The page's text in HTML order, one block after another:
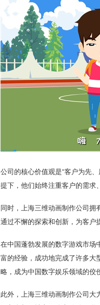
公司的核心价值观是“客户为先
提下，他们始终注重客户的需求
同时，上海三维动画制作公司拥
通过不懈的探索和创新，为客户
在中国蓬勃发展的数字游戏市场
富的经验，成功地完成了许多大
略，成为中国数字娱乐领域的佼
此外，上海三维动画制作公司大